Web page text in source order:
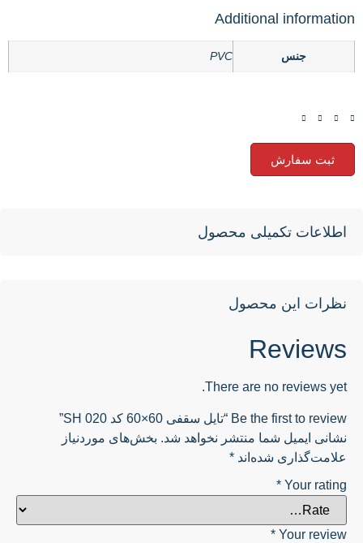
Additional information
جنس PVC
ثبت سفارش
اطلاعات تکمیلی محصول
نظرات این محصول
Reviews
There are no reviews yet.
Be the first to review “تایل سقفی 60×60 کد SH 020”
نشانی ایمیل شما منتشر نخواهد شد. بخش‌های موردنیاز
علامت‌گذاری شده‌اند *
Your rating
*
Your review
*